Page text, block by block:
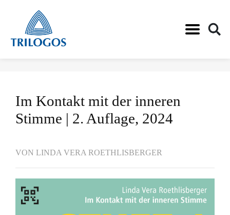
InhaltIm Kontakt mit der inneren
Stimme | 2. Auflage, 2024
VON LINDA VERA ROETHLISBERGER